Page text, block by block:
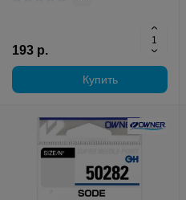
193 р.
Купить